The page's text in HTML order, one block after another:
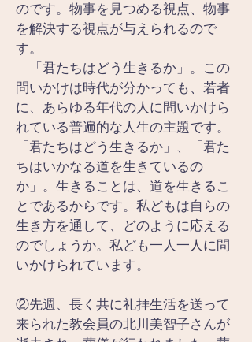
のです。物事を見つめる視点、物事
を解決する視点が与えられるので
す。
「君たちはどう生きるか」。この
問いかけは時代が分かっても、若者
に、あらゆる年代の人に問いかけら
れている普遍的な人生の主題です。
「君たちはどう生きるか」、「君た
ちはいかなる道を生きているの
か」。生きることは、道を生きるこ
とであるからです。私どもは自らの
生き方を通して、どのように応える
のでしょうか。私ども一人一人に問
いかけられています。
②先週、長く共に礼拝生活を送って
来られた教会員の北川美智子さんが